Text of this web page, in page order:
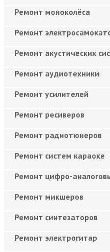
Ремонт моноколёса
Ремонт
Ремонт акустических
Ремонт аудиотехники
Ремонт усилителей
Ремонт ресиверов
Ремонт радиотюнеров
Ремонт систем караоке
Ремонт цифро-
Ремонт микшеров
Ремонт синтезаторов
Ремонт электрогитар